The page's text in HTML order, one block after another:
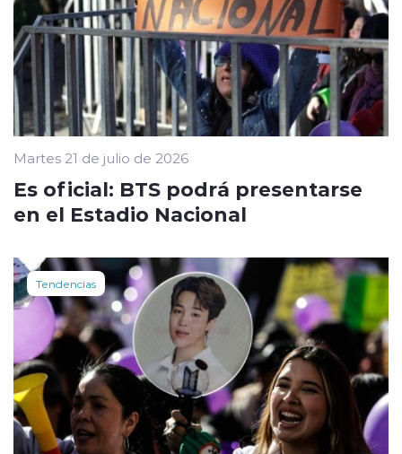
Martes 21 de julio de 2026
Es oficial: BTS podrá presentarse
en el Estadio Nacional
Tendencias